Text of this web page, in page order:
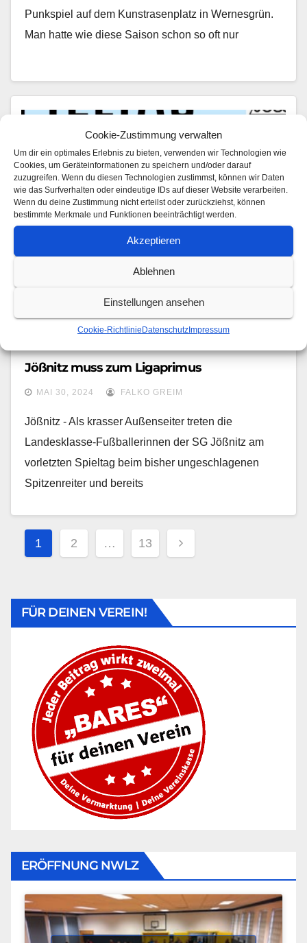
Cookie-Zustimmung verwalten
Um dir ein optimales Erlebnis zu bieten, verwenden wir Technologien wie
Cookies, um Geräteinformationen zu speichern und/oder darauf
zuzugreifen. Wenn du diesen Technologien zustimmst, können wir Daten
wie das Surfverhalten oder eindeutige IDs auf dieser Website verarbeiten.
Wenn du deine Zustimmung nicht erteilst oder zurückziehst, können
bestimmte Merkmale und Funktionen beeinträchtigt werden.
Akzeptieren
Ablehnen
Einstellungen ansehen
Cookie-RichtlinieDatenschutzImpressum
Punkspiel auf dem Kunstrasenplatz in Wernesgrün.
Man hatte wie diese Saison schon so oft nur
Jößnitz muss zum Ligaprimus
MAI 30, 2024 FALKO GREIM
Jößnitz - Als krasser Außenseiter treten die
Landesklasse-Fußballerinnen der SG Jößnitz am
vorletzten Spieltag beim bisher ungeschlagenen
Spitzenreiter und bereits
1 2 … 13
FÜR DEINEN VEREIN!
ERÖFFNUNG NWLZ